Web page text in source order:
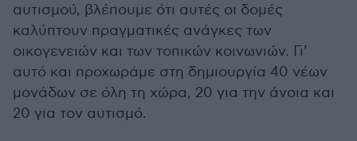
αυτισμού, βλέπουμε ότι αυτές οι δομές
καλύπτουν πραγματικές ανάγκες των
οικογενειών και των τοπικών κοινωνιών. Γι’
αυτό και προχωράμε στη δημιουργία 40 νέων
μονάδων σε όλη τη χώρα, 20 για την άνοια και
20 για τον αυτισμό.